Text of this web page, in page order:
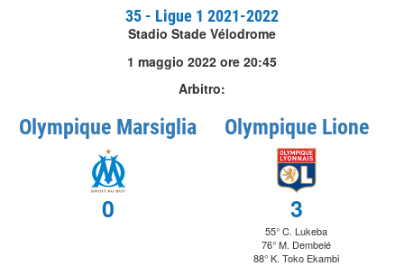
35 - Ligue 1 2021-2022
Stadio Stade Vélodrome
1 maggio 2022 ore 20:45
Arbitro:
Olympique Marsiglia
0
Olympique Lione
3
55° C. Lukeba
76° M. Dembelé
88° K. Toko Ekambi